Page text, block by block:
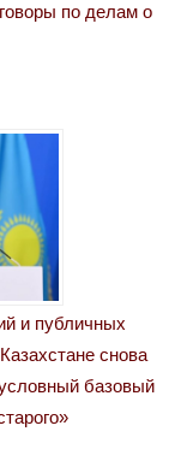
по делам о
и публичных
снова
базовый